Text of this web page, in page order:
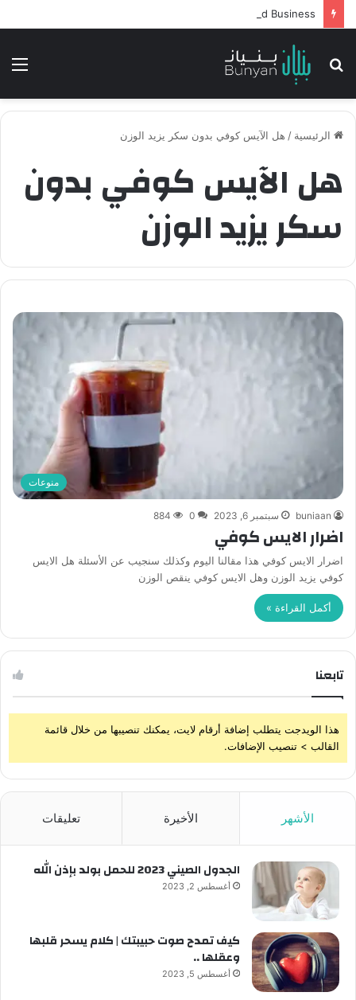
بحث
الرئيسية / هل الآيس كوفي بدون سكر يزيد الوزن
هل الآيس كوفي بدون
سكر يزيد الوزن
منوعات
buniaan سبتمبر 6, 2023 0
884
اضرار الايس كوفي
اضرار الايس كوفي هذا مقالنا اليوم وكذلك سنجيب عن الأسئلة هل الايس
كوفي يزيد الوزن وهل الايس كوفي ينقص الوزن
أكمل القراءة »
تابعنا
هذا الويدجت يتطلب إضافة أرقام لايت، يمكنك تنصيبها من خلال قائمة
القالب > تنصيب الإضافات.
الأشهر الأخيرة تعليقات
الجدول الصيني 2023 للحمل بولد بإذن الله
أغسطس 2, 2023
كيف تمدح صوت حبيبتك | كلام يسحر قلبها
وعقلها ..
أغسطس 5, 2023